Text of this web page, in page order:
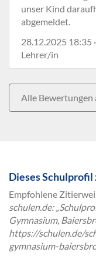
unser Kind
abgemeldet.
28.12.2025 18:35
Lehrer/in
Alle Bewertungen
Dieses
Empfohlene
schulen.de:
Gymnasium,
https://schulen.de/
gymnasium-